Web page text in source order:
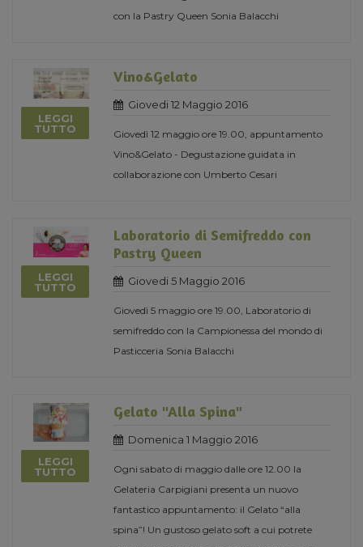
con la Pastry Queen Sonia Balacchi
LEGGI
TUTTO
Vino&Gelato
Giovedi 12 Maggio 2016
Giovedì 12 maggio ore 19.00, appuntamento
Vino&Gelato - Degustazione guidata in
collaborazione con Umberto Cesari
LEGGI
TUTTO
Laboratorio di Semifreddo con
Pastry Queen
Giovedi 5 Maggio 2016
Giovedì 5 maggio ore 19.00, Laboratorio di
semifreddo con la Campionessa del mondo di
Pasticceria Sonia Balacchi
LEGGI
TUTTO
Gelato "Alla Spina"
Domenica 1 Maggio 2016
Ogni sabato di maggio dalle ore 12.00 la
Gelateria Carpigiani presenta un nuovo
fantastico appuntamento: il Gelato “alla
spina”! Un gustoso gelato soft a cui potrete